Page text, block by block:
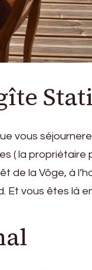
vous
( la propriétaire
de la Vôge, à
Et vous êtes là